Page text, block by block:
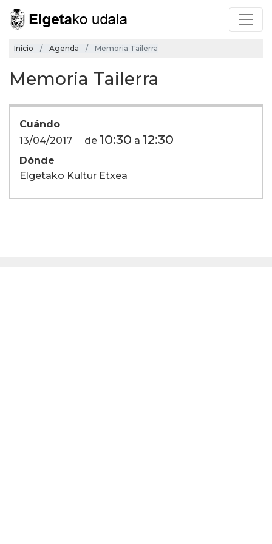
Inicio Agenda Memoria Tailerra
Memoria Tailerra
Cuándo
13/04/2017
de 10:30 a 12:30
Dónde
Elgetako Kultur Etxea